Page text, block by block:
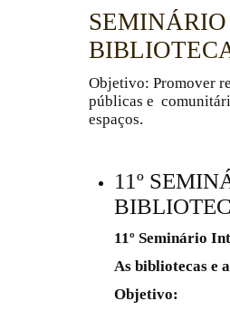
Objetivo: Promover
públicas e
espaços.
11º
11º Seminário
As bibliotecas e
Objetivo: